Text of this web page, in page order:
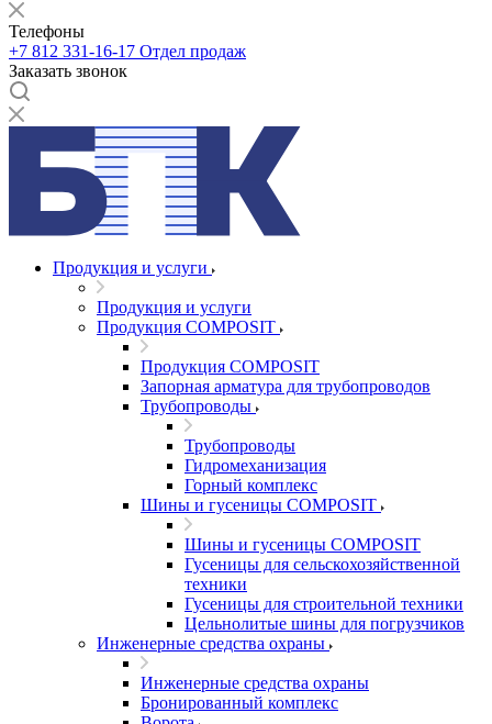
Телефоны
+7 812 331-16-17 Отдел продаж
Заказать звонок
Продукция и услуги
Продукция и услуги
Продукция COMPOSIT
Продукция COMPOSIT
Запорная арматура для трубопроводов
Трубопроводы
Трубопроводы
Гидромеханизация
Горный комплекс
Шины и гусеницы COMPOSIT
Шины и гусеницы COMPOSIT
Гусеницы для сельскохозяйственной
техники
Гусеницы для строительной техники
Цельнолитые шины для погрузчиков
Инженерные средства охраны
Инженерные средства охраны
Бронированный комплекс